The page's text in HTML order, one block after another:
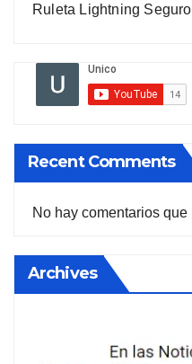
Ruleta Lightning Seguro
Recent Comments
No hay comentarios que
Archives